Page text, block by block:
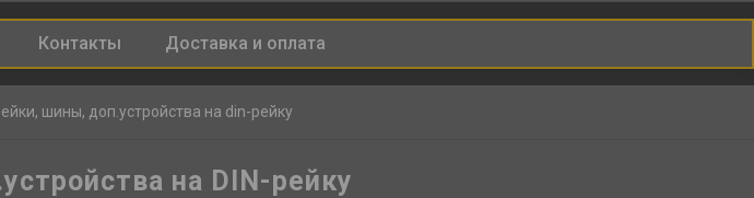
Контакты Доставка и оплата
шины, доп.устройства на din-рейку
на DIN-рейку